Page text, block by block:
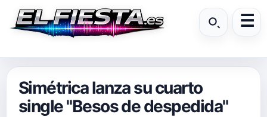
Simétrica lanza su cuarto
single "Besos de despedida"